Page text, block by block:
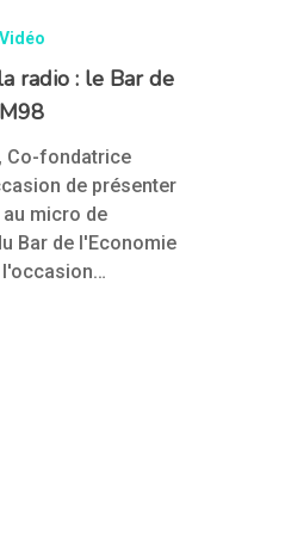
Vidéo
radio : le Bar de
Co-fondatrice
de présenter
micro de
Bar de l'Economie
l'occasion…
Créez votre
accélérateur